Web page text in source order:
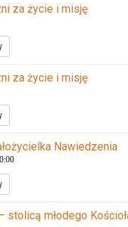
za życie i misję
za życie i misję
Nawiedzenia
stolicą młodego